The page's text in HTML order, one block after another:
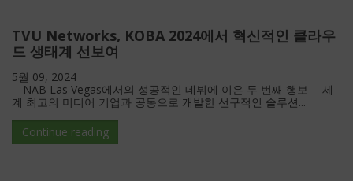
TVU Networks, KOBA 2024에서 혁신적인 클라우
드 생태계 선보여
5월 09, 2024
-- NAB Las Vegas에서의 성공적인 데뷔에 이은 두 번째 행보 -- 세
계 최고의 미디어 기업과 공동으로 개발한 선구적인 솔루션...
Continue reading